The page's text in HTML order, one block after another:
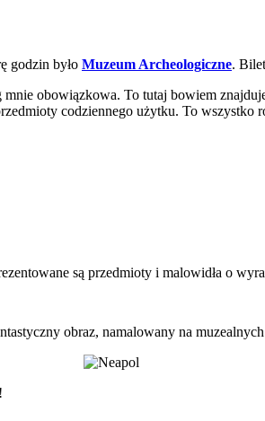
godzin było Muzeum Archeologiczne.
obowiązkowa. To tutaj bowiem
codziennego użytku. To wszystko
są przedmioty i malowidła o
obraz, namalowany na